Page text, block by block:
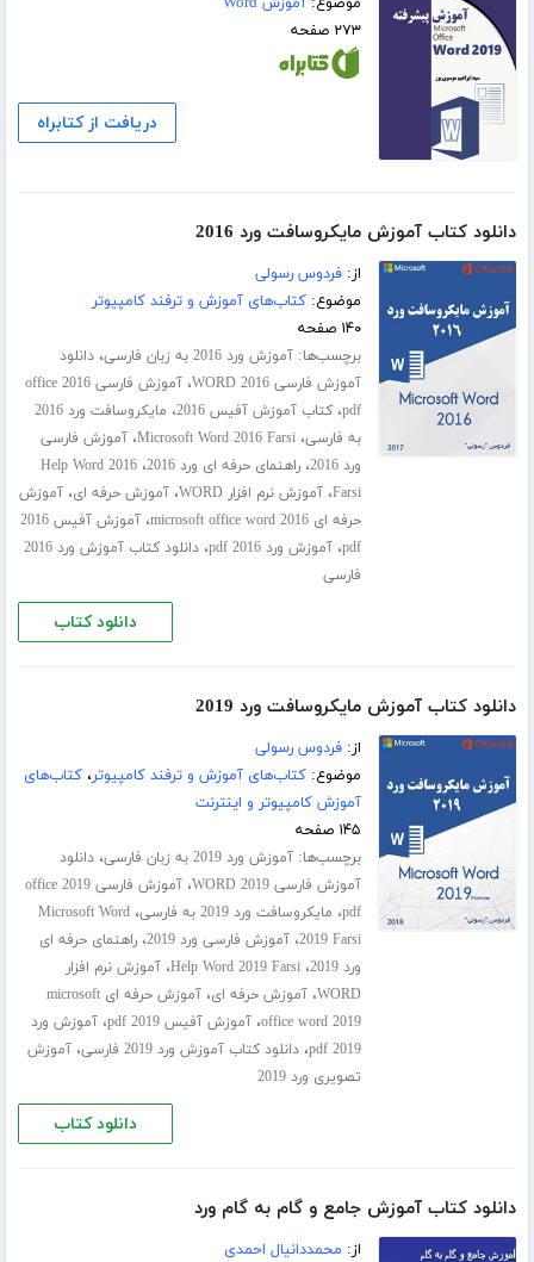
۲۷۳ صفحه
دریافت از کتابراه
دانلود کتاب آموزش مایکروسافت ورد 2016
از:فردوس رسولی
موضوع:کتاب‌های آموزش و ترفند کامپیوتر
۱۴۰ صفحه
برچسب‌ها:آموزش ورد 2016 به زبان فارسی ،دانلود
آموزش فارسی WORD 2016
،
آموزش فارسی office 2016
pdf،کتاب آموزش آفیس 2016 ،
مایکروسافت ورد 2016
به فارسی،Microsoft Word 2016 Farsi،آموزش فارسی
ورد 2016
،راهنمای حرفه ای ورد 2016 ،Help Word 2016
Farsi،آموزش نرم افزار WORD ،آموزش حرفه ای،آموزش
حرفه ای microsoft office word 2016
،
آموزش آفیس 2016
pdf،آموزش ورد 2016 pdf ،
دانلود کتاب آموزش ورد 2016
فارسی
دانلود کتاب
دانلود کتاب آموزش مایکروسافت ورد 2019
از:فردوس رسولی
موضوع:کتاب‌های آموزش و ترفند کامپیوتر،کتاب‌های
آموزش کامپیوتر و اینترنت
۱۴۵ صفحه
برچسب‌ها:آموزش ورد 2019 به زبان فارسی ،دانلود
آموزش فارسی WORD 2019
،
آموزش فارسی office 2019
pdf، مایکروسافت ورد 2019 به فارسی ،Microsoft Word
2019 Farsi،آموزش فارسی ورد 2019 ،راهنمای حرفه ای
ورد 2019
،Help Word 2019 Farsi،آموزش نرم افزار
WORD،آموزش حرفه ای،
آموزش حرفه ای microsoft
office word 2019،آموزش آفیس 2019 pdf ،آموزش ورد
2019 pdf
،دانلود کتاب آموزش ورد 2019 فارسی ،آموزش
تصویری ورد 2019
دانلود کتاب
دانلود کتاب آموزش جامع و گام به گام ورد
از: محمددانیال احمدی